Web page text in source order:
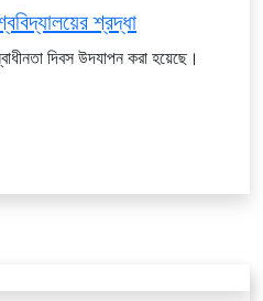
শ্রদ্ধা
দিবস উদযাপন করা হয়েছে।